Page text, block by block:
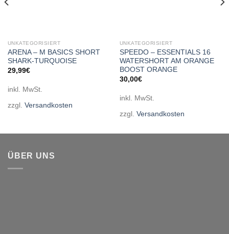
UNKATEGORISIERT
ARENA – M BASICS SHORT
SHARK-TURQUOISE
29,99€
inkl. MwSt.
zzgl. Versandkosten
UNKATEGORISIERT
SPEEDO – ESSENTIALS 16
WATERSHORT AM ORANGE
BOOST ORANGE
30,00€
inkl. MwSt.
zzgl. Versandkosten
ÜBER UNS